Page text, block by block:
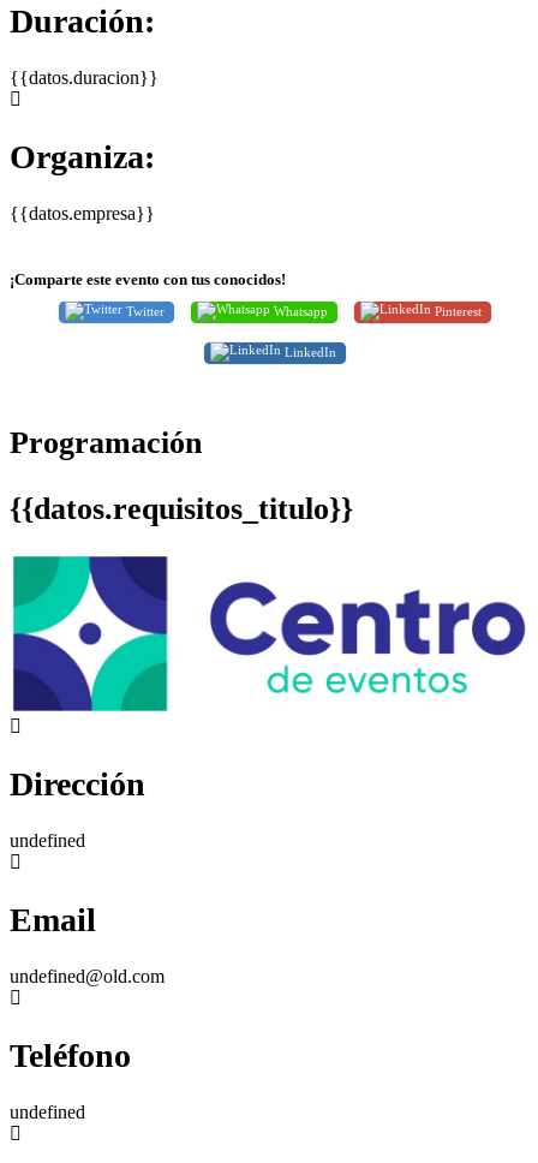
Duración:
{{datos.duracion}}
Organiza:
{{datos.empresa}}
¡Comparte este evento con tus conocidos!
Twitter Whatsapp Pinterest
LinkedIn
Programación
{{datos.requisitos_titulo}}
Dirección
undefined
Email
undefined@old.com
Teléfono
undefined